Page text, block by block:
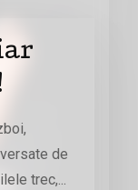
de
trec,...